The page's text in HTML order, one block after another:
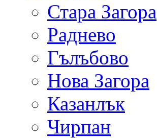
Стара Загора
Раднево
Гълъбово
Нова Загора
Казанлък
Чирпан